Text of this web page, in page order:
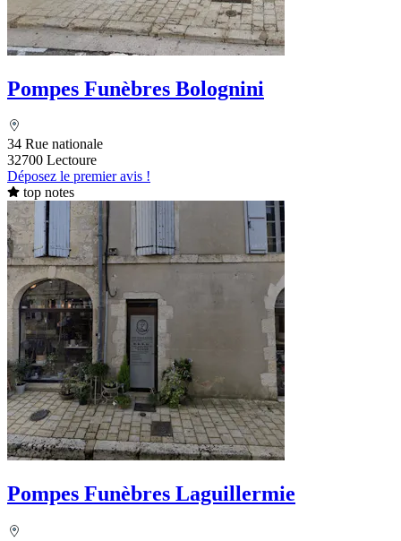
Pompes Funèbres Bolognini
34 Rue nationale
32700 Lectoure
Déposez le premier avis !
top notes
Pompes Funèbres Laguillermie